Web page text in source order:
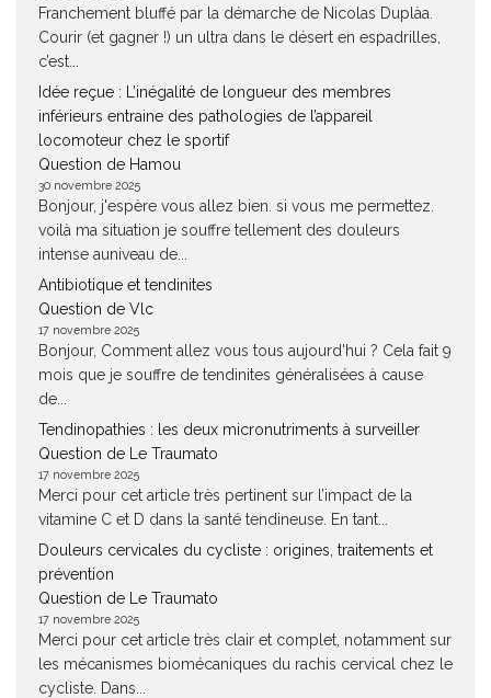
Franchement bluffé par la démarche de Nicolas Duplàa.
Courir (et gagner !) un ultra dans le désert en espadrilles,
c’est...
Idée reçue : L’inégalité de longueur des membres
inférieurs entraine des pathologies de l’appareil
locomoteur chez le sportif
Question de Hamou
30 novembre 2025
Bonjour, j'espère vous allez bien. si vous me permettez.
voilà ma situation je souffre tellement des douleurs
intense auniveau de...
Antibiotique et tendinites
Question de Vlc
17 novembre 2025
Bonjour, Comment allez vous tous aujourd'hui ? Cela fait 9
mois que je souffre de tendinites généralisées à cause
de...
Tendinopathies : les deux micronutriments à surveiller
Question de Le Traumato
17 novembre 2025
Merci pour cet article très pertinent sur l’impact de la
vitamine C et D dans la santé tendineuse. En tant...
Douleurs cervicales du cycliste : origines, traitements et
prévention
Question de Le Traumato
17 novembre 2025
Merci pour cet article très clair et complet, notamment sur
les mécanismes biomécaniques du rachis cervical chez le
cycliste. Dans...